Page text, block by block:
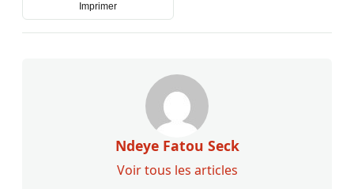
Imprimer
Ndeye Fatou Seck
Voir tous les articles